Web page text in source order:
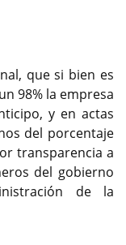
que si bien es
98% la empresa
y en actas
del porcentaje
transparencia a
del gobierno
de la